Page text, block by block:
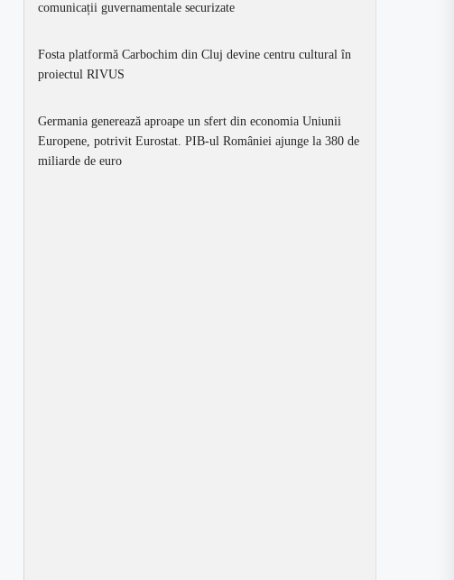
comunicații guvernamentale securizate
Fosta platformă Carbochim din Cluj devine centru cultural în
proiectul RIVUS
Germania generează aproape un sfert din economia Uniunii
Europene, potrivit Eurostat. PIB-ul României ajunge la 380 de
miliarde de euro